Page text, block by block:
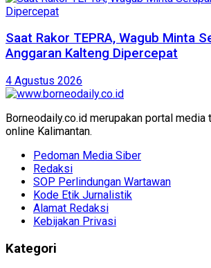
Saat Rakor TEPRA, Wagub Minta
Anggaran Kalteng Dipercepat
4 Agustus 2026
Borneodaily.co.id merupakan portal media
online Kalimantan.
Pedoman Media Siber
Redaksi
SOP Perlindungan Wartawan
Kode Etik Jurnalistik
Alamat Redaksi
Kebijakan Privasi
Kategori